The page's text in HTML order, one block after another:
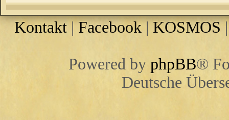
Kontakt |Facebook | KOSMOS
Powered by phpBB®
Deutsche